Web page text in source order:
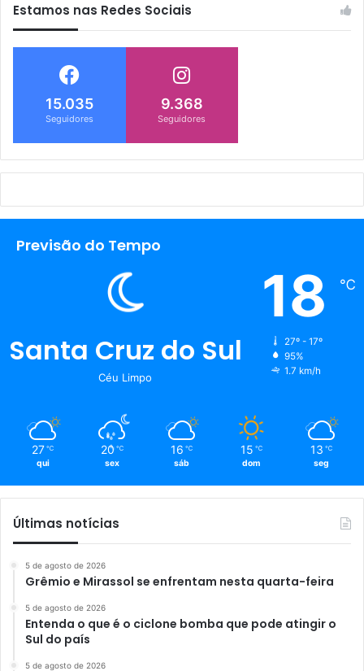
Estamos nas Redes Sociais
15.035
Seguidores
9.368
Seguidores
Previsão do Tempo
Santa Cruz do Sul
Céu Limpo
18 ℃
27º - 17º
95%
1.7 km/h
27 ℃
qui
20 ℃
sex
16 ℃
sáb
15 ℃
dom
13 ℃
seg
Últimas notícias
5 de agosto de 2026
Grêmio e Mirassol se enfrentam nesta quarta-feira
5 de agosto de 2026
Entenda o que é o ciclone bomba que pode atingir o
Sul do país
5 de agosto de 2026